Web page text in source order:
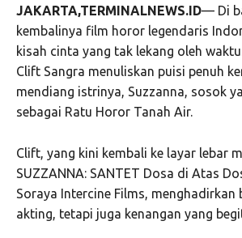
JAKARTA,TERMINALNEWS.ID— Di
kembalinya film horor legendaris
kisah cinta yang tak lekang oleh
Clift Sangra menuliskan puisi penuh
mendiang istrinya, Suzzanna, sosok
sebagai Ratu Horor Tanah Air.
Clift, yang kini kembali ke layar lebar
SUZZANNA: SANTET Dosa di Atas
Soraya Intercine Films, menghadirkan
akting, tetapi juga kenangan yang